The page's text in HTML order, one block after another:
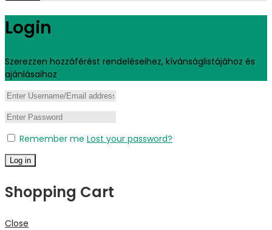
Login
Szerezzen hozzáférést rendeléseihez, kívánságlistájához és
ajánlásaihoz
Remember me Lost your password?
Log in
Shopping Cart
Close